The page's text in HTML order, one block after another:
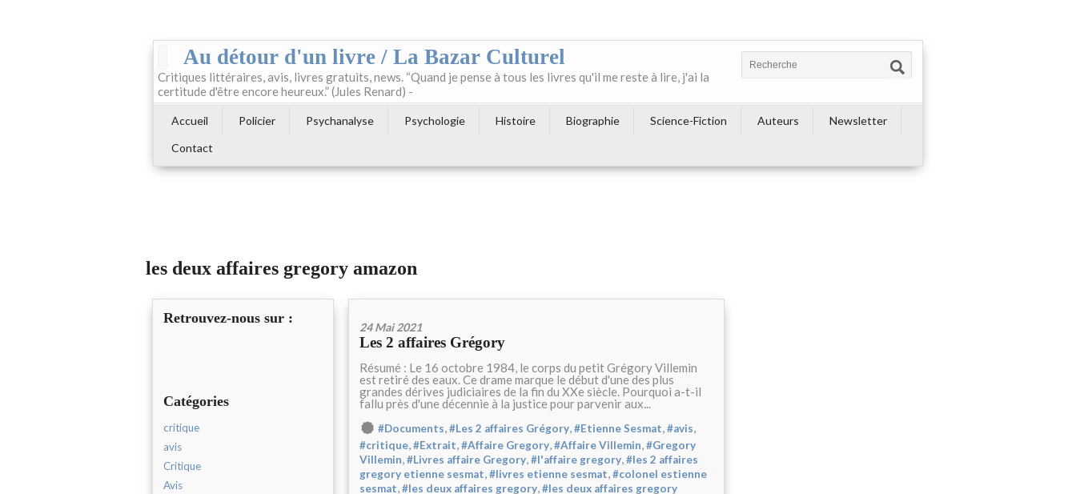
Au détour d'un livre / La Bazar Culturel
Critiques littéraires, avis, livres gratuits, news. “Quand je pense à tous les livres qu'il me reste à lire, j'ai la
certitude d'être encore heureux.” (Jules Renard) -
Accueil Policier Psychanalyse Psychologie Histoire Biographie Science-Fiction Auteurs
Newsletter
Contact
les deux affaires gregory amazon
Retrouvez-nous sur :
Catégories
critique
avis
Critique
Avis
24 Mai 2021
Les 2 affaires Grégory
Résumé : Le 16 octobre 1984, le corps du petit Grégory Villemin
est retiré des eaux. Ce drame marque le début d'une des plus
grandes dérives judiciaires de la fin du XXe siècle. Pourquoi a-t-il
fallu près d'une décennie à la justice pour parvenir aux...
#Documents,#Les 2 affaires Grégory,#Etienne Sesmat,#avis,
#critique,#Extrait,#Affaire Gregory,#Affaire Villemin,#Gregory
Villemin,#Livres affaire Gregory,#l'affaire gregory,#les 2 affaires
gregory etienne sesmat,#livres etienne sesmat,#colonel estienne
sesmat,#les deux affaires gregory,#les deux affaires gregory